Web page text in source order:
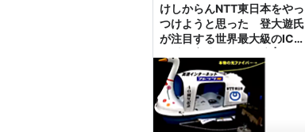
のは洞長5km、幅...
けしからんNTT東日本をやっ
つけようと思った 登大遊氏
が注目する世界最大級のICT
ミーBusiness